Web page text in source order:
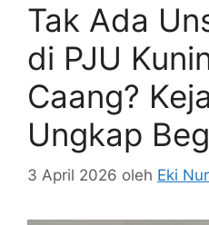
Tak Ada
di PJU
Caang?
Ungkap
3 April 2026 oleh Eki